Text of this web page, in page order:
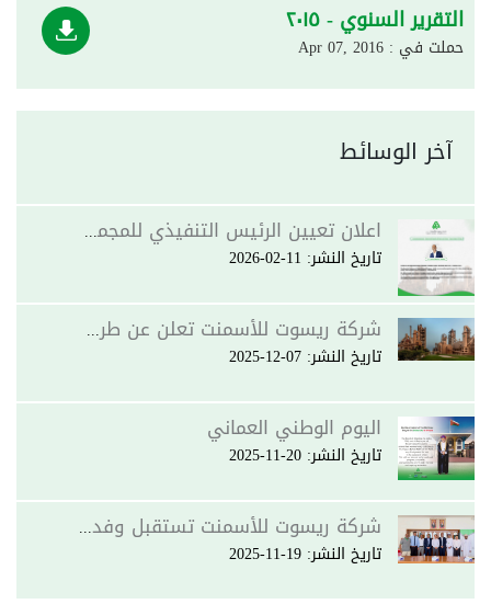
التقرير السنوي - ٢٠١٥‎
حملت في : Apr 07, 2016
آخر الوسائط
اعلان تعيين الرئيس التنفيذي للمجموعة
تاريخ النشر: 11-02-2026
شركة ريسوت للأسمنت تعلن عن طرح ثلاث مناقصات جديدة
تاريخ النشر: 07-12-2025
اليوم الوطني العماني
تاريخ النشر: 20-11-2025
شركة ريسوت للأسمنت تستقبل وفد شركة سينوما أوفرسيز في مصنع ريسوت - صلالة
تاريخ النشر: 19-11-2025